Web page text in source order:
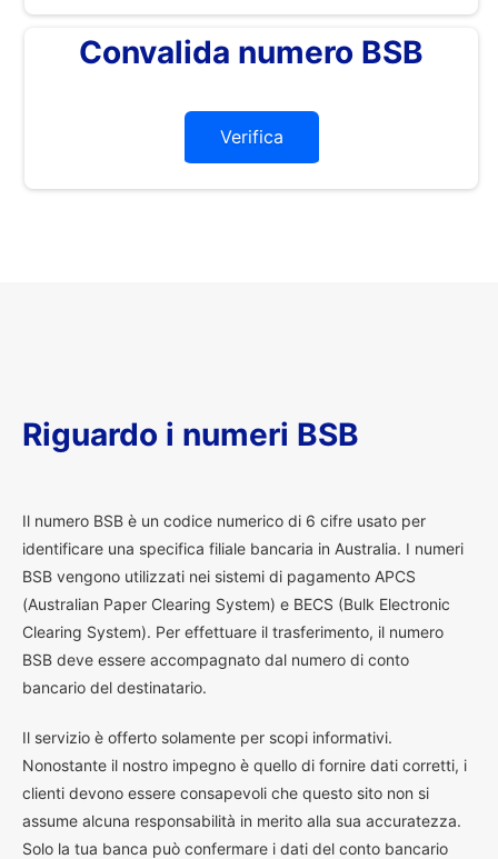
Convalida numero BSB
Verifica
Riguardo i numeri BSB
Il numero BSB è un codice numerico di 6 cifre usato per
identificare una specifica filiale bancaria in Australia. I numeri
BSB vengono utilizzati nei sistemi di pagamento APCS
(Australian Paper Clearing System) e BECS (Bulk Electronic
Clearing System). Per effettuare il trasferimento, il numero
BSB deve essere accompagnato dal numero di conto
bancario del destinatario.
Il servizio è offerto solamente per scopi informativi.
Nonostante il nostro impegno è quello di fornire dati corretti, i
clienti devono essere consapevoli che questo sito non si
assume alcuna responsabilità in merito alla sua accuratezza.
Solo la tua banca può confermare i dati del conto bancario